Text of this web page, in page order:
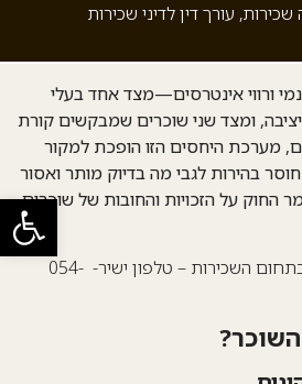
פתח
, עורך דין לדיני שכירות
ורווי אינטרסים—מצד אחד בעלי
ומצד שני שוכרים שמבקשים קורת
מערכת היחסים הזו הופכת למקור
בהירות לגבימה בדיוק מותר ואסור
החוק על הזכויות והחובות של שוכרים
השכירות
– טלפון ישיר- 054-